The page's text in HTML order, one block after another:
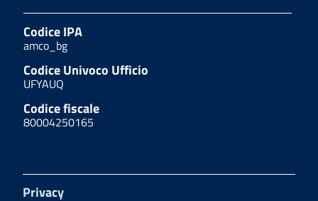
Codice IPA
amco_bg
Codice Univoco Ufficio
UFYAUQ
Codice fiscale
80004250165
Privacy